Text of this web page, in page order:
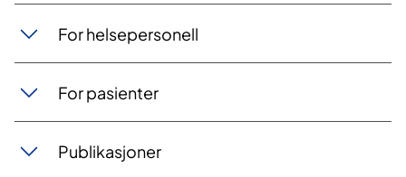
For helsepersonell
For pasienter
​​Publikasjoner